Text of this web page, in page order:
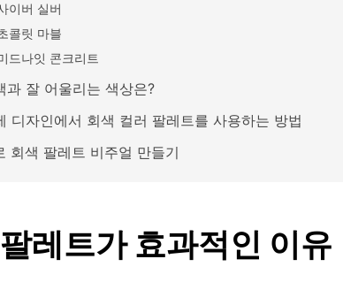
이버 실버
콜릿 마블
드나잇 콘크리트
과 잘 어울리는 색상은?
디자인에서 회색 컬러 팔레트를 사용하는 방법
회색 팔레트 비주얼 만들기
레트가 효과적인 이유